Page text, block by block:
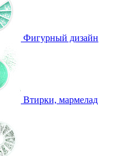
Фигурный дизайн
Втирки, мармелад